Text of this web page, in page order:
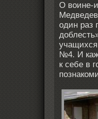
О воине-
один раз
№4. И
к себе в